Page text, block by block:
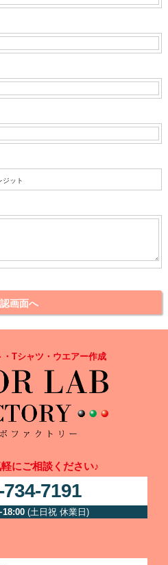
ジット
Tシャツ・ウエアー作成
にご相談ください♪
734-7191
(土日祝 休業日)